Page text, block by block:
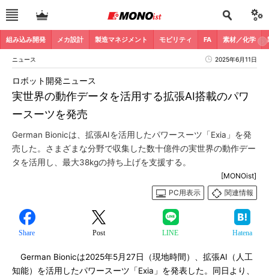
組み込み開発 メカ設計 製造マネジメント モビリティ FA 素材／化学
ニュース 2025年6月11日
実世界の動作データを活用する拡張AI搭載のパワ
ースーツを発売
ロボット開発ニュース
German Bionicは、拡張AIを活用したパワースーツ「Exia」を発
売した。さまざまな分野で収集した数十億件の実世界の動作デー
タを活用し、最大38kgの持ち上げを支援する。
[MONOist]
PC用表示
関連情報
Share Post LINE Hatena
German Bionicは2025年5月27日（現地時間）、拡張AI（人工
知能）を活用したパワースーツ「Exia」を発表した。同日より、